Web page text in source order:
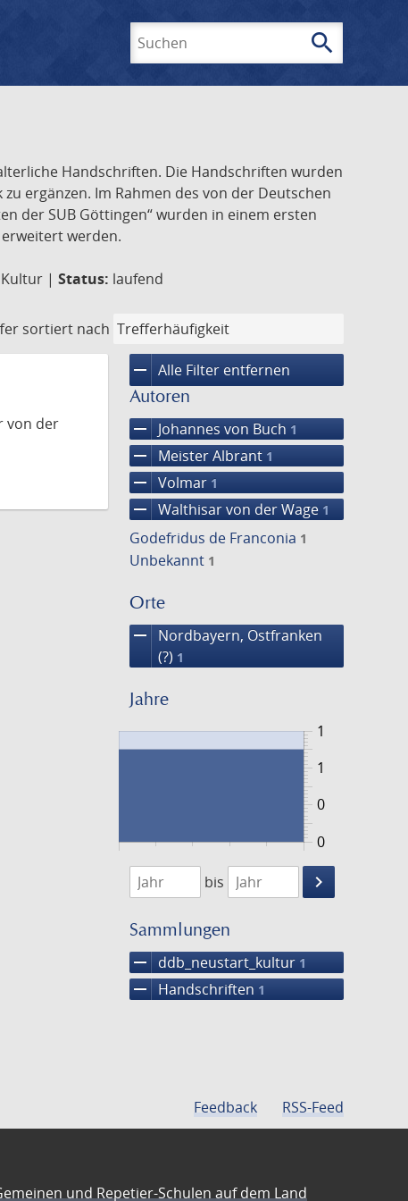
search
Handschriften. Die Handschriften wurden
ergänzen. Im Rahmen des von der Deutschen
der SUB Göttingen“ wurden in einem ersten
werden.
| Status: laufend
sortiert nach
remove Alle Filter entfernen
Autoren
remove Johannes von Buch 1
remove Meister Albrant 1
remove Volmar 1
remove Walthisar von der Wage 1
Godefridus de Franconia 1
Unbekannt 1
Orte
remove
Nordbayern, Ostfranken
(?) 1
Jahre
0
1
0
1
1474
1475
bis
keyboard_arrow_right
Suche
Sammlungen
remove ddb_neustart_kultur 1
remove Handschriften 1
von der
Feedback RSS-Feed
und Repetier-Schulen auf dem Land